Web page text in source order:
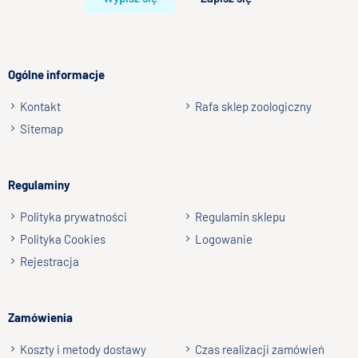
Wyślij opinię
Ogólne informacje
Kontakt
Rafa sklep zoologiczny
Sitemap
Regulaminy
Polityka prywatności
Regulamin sklepu
Polityka Cookies
Logowanie
Rejestracja
Zamówienia
Koszty i metody dostawy Czas realizacji zamówień